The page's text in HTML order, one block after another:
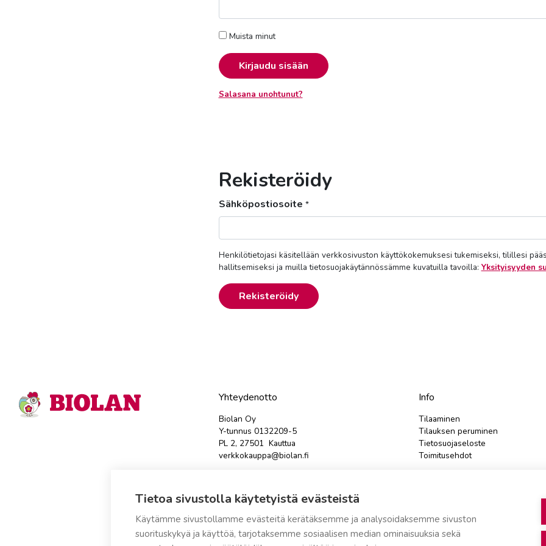
Muista minut
Kirjaudu sisään
Salasana unohtunut?
Rekisteröidy
Sähköpostiosoite *
Henkilötietojasi käsitellään verkkosivuston käyttökokemuksesi tukemiseksi, tilillesi
hallitsemiseksi ja muilla tietosuojakäytännössämme kuvatuilla tavoilla: Yksityisyyden
Rekisteröidy
Yhteydenotto
Biolan Oy
Y-tunnus 0132209-5
PL 2, 27501 Kauttua
verkkokauppa@biolan.fi
Tuotteen palautustilanteissa tulee ensin olla
Info
Tilaaminen
Tilauksen peruminen
Tietosuojaseloste
Toimitusehdot
Tietoa sivustolla käytetyistä evästeistä
Käytämme sivustollamme evästeitä kerätäksemme ja analysoidaksemme sivuston
suorituskykyä ja käyttöä, tarjotaksemme sosiaalisen median ominaisuuksia sekä